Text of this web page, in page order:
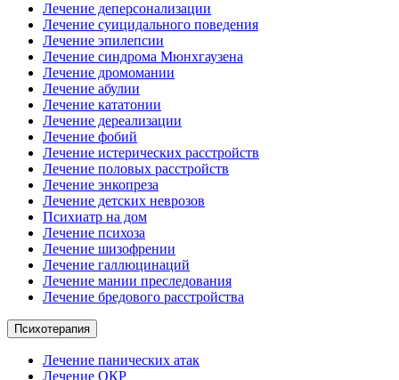
Лечение деперсонализации
Лечение суицидального поведения
Лечение эпилепсии
Лечение синдрома Мюнхгаузена
Лечение дромомании
Лечение абулии
Лечение кататонии
Лечение дереализации
Лечение фобий
Лечение истерических расстройств
Лечение половых расстройств
Лечение энкопреза
Лечение детских неврозов
Психиатр на дом
Лечение психоза
Лечение шизофрении
Лечение галлюцинаций
Лечение мании преследования
Лечение бредового расстройства
Психотерапия
Лечение панических атак
Лечение ОКР